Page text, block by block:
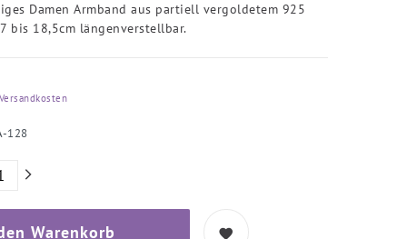
Damen Armband aus partiell vergoldetem 925
bis 18,5cm längenverstellbar.
128
Warenkorb